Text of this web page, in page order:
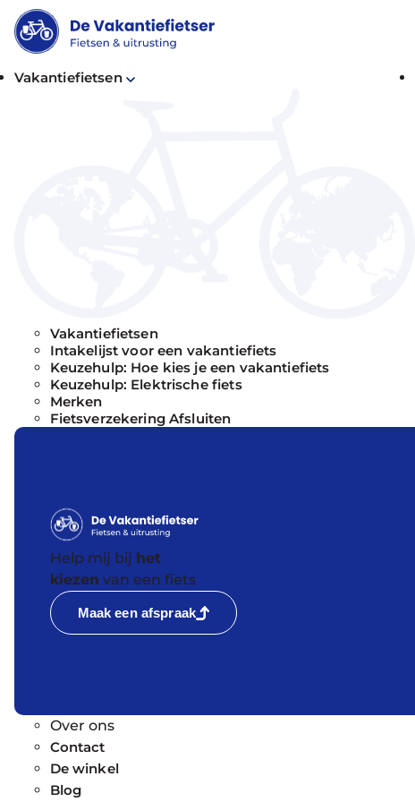
Vakantiefietsen
Vakantiefietsen
Intakelijst voor een vakantiefiets
Keuzehulp: Hoe kies je een vakantiefiets
Keuzehulp: Elektrische fiets
Merken
Fietsverzekering Afsluiten
Help mij bij het
kiezen van een fiets
Maak een afspraak
Over ons
Contact
De winkel
Blog